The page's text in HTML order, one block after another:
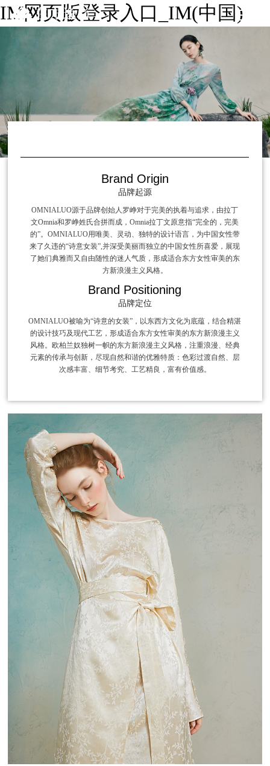
IM网页版登录入口_IM(中国)
Brand Origin
品牌起源
OMNIALUO源于品牌创始人罗峥对于完美的执着与追求，由拉丁
文Omnia和罗峥姓氏合拼而成，Omnia拉丁文原意指“完全的，完美
的”。OMNIALUO用唯美、灵动、独特的设计语言，为中国女性带
来了久违的“诗意女装”,并深受美丽而独立的中国女性所喜爱，展现
了她们典雅而又自由随性的迷人气质，形成适合东方女性审美的东
方新浪漫主义风格。
Brand Positioning
品牌定位
OMNIALUO被喻为“诗意的女装”，以东西方文化为底蕴，结合精湛
的设计技巧及现代工艺，形成适合东方女性审美的东方新浪漫主义
风格。欧柏兰奴独树一帜的东方新浪漫主义风格，注重浪漫、经典
元素的传承与创新，尽现自然和谐的优雅特质：色彩过渡自然、层
次感丰富、细节考究、工艺精良，富有价值感。